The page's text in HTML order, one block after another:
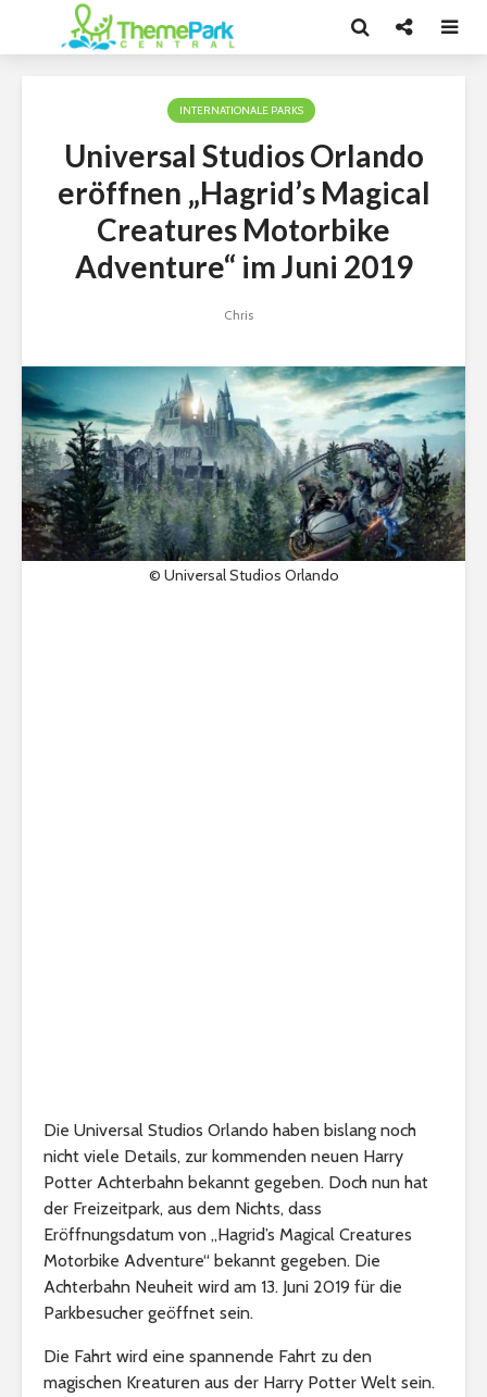
INTERNATIONALE PARKS
Universal Studios Orlando
eröffnen „Hagrid’s Magical
Creatures Motorbike
Adventure“ im Juni 2019
Chris
© Universal Studios Orlando
Die Universal Studios Orlando haben bislang noch
nicht viele Details, zur kommenden neuen Harry
Potter Achterbahn bekannt gegeben. Doch nun hat
der Freizeitpark, aus dem Nichts, dass
Eröffnungsdatum von „Hagrid’s Magical Creatures
Motorbike Adventure“ bekannt gegeben. Die
Achterbahn Neuheit wird am 13. Juni 2019 für die
Parkbesucher geöffnet sein.
Die Fahrt wird eine spannende Fahrt zu den
magischen Kreaturen aus der Harry Potter Welt sein.